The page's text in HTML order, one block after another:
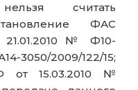
считать
ФАС
21.01.2010 № Ф10-
2009/122/15;
от 15.03.2010 №